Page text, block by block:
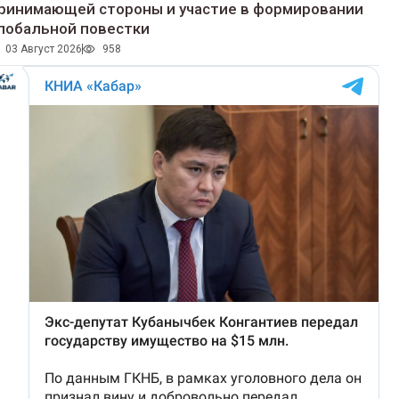
стороны и участие в формировании
повестки
03 Август 2026 958